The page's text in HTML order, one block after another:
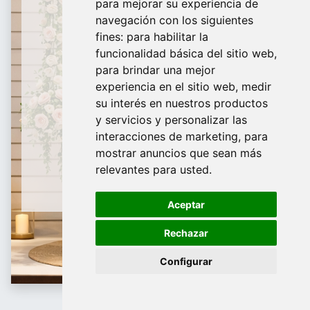
para mejorar su experiencia de
navegación con los siguientes
fines: para habilitar la
funcionalidad básica del sitio web,
para brindar una mejor
experiencia en el sitio web, medir
su interés en nuestros productos
y servicios y personalizar las
interacciones de marketing, para
mostrar anuncios que sean más
relevantes para usted.
Aceptar
Rechazar
Configurar
De domingo a Viernes
¿Te ayudamos?
688 097 373​
info@tridecor.net
Contáctanos
Kleiderbügel